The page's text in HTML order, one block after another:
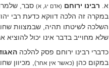
א. רבינו ירוחם (אדם יג, א) סבר,
במקרה זה הלכה דווקא כדעת רבי
השלכה לשיטתו תהיה, שבמצוות
שלא מחוייב בדבר אינו יכול להוציא
כדברי רבינו ירוחם פסק להלכה
במקום כהן (כאשר אין אחר) , מכיוון